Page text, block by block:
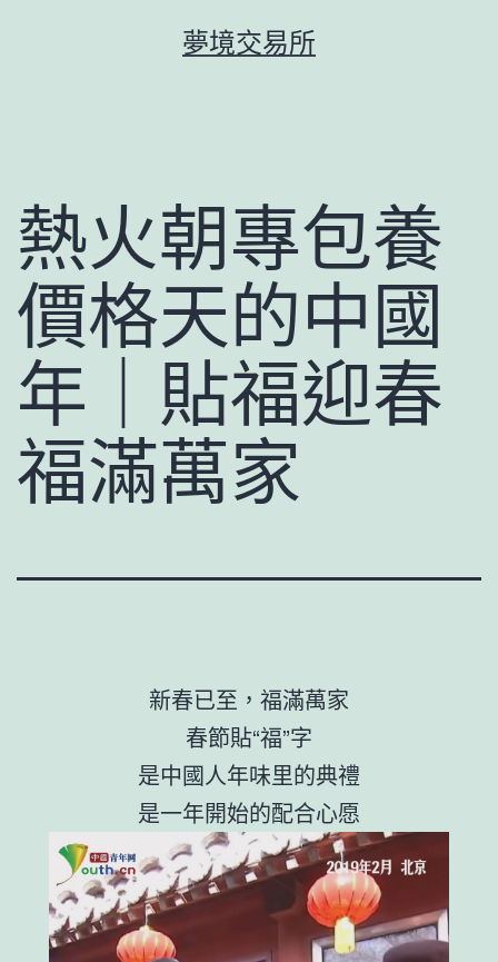
夢境交易所
熱火朝專包養
價格天的中國
年｜貼福迎春
福滿萬家
新春已至，福滿萬家
春節貼“福”字
是中國人年味里的典禮
是一年開始的配合心愿